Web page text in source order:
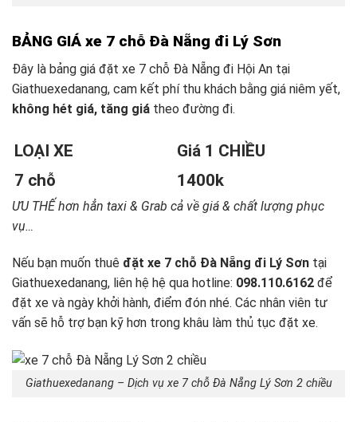
BẢNG GIÁ xe 7 chỗ Đà Nẵng đi Lý Sơn
Đây là bảng giá đặt xe 7 chỗ Đà Nẵng đi Hội An tại
Giathuexedanang, cam kết phí thu khách bằng giá niêm yết,
không hét giá, tăng giá theo đường đi.
LOẠI XE
Giá 1 CHIỀU
7 chỗ
1400k
ƯU THẾ hơn hẳn taxi & Grab cả về giá & chất lượng phục
vụ…
Nếu bạn muốn thuê đặt xe 7 chỗ Đà Nẵng đi Lý Sơn tại
Giathuexedanang, liên hệ hệ qua hotline: 098.110.6162 để
đặt xe và ngày khởi hành, điểm đón nhé. Các nhân viên tư
vấn sẽ hỗ trợ bạn kỹ hơn trong khâu làm thủ tục đặt xe.
Giathuexedanang – Dịch vụ xe 7 chỗ Đà Nẵng Lý Sơn 2 chiều